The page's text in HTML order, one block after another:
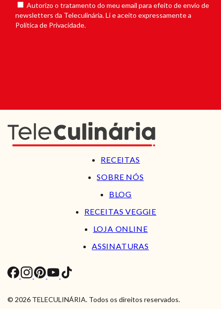
Autorizo o tratamento do meu email para efeito de envio de
newsletters da Teleculinária. Li e aceito expressamente a
Política de Privacidade.
RECEITAS
SOBRE NÓS
BLOG
RECEITAS VEGGIE
LOJA ONLINE
ASSINATURAS
© 2026 TELECULINÁRIA. Todos os direitos reservados.